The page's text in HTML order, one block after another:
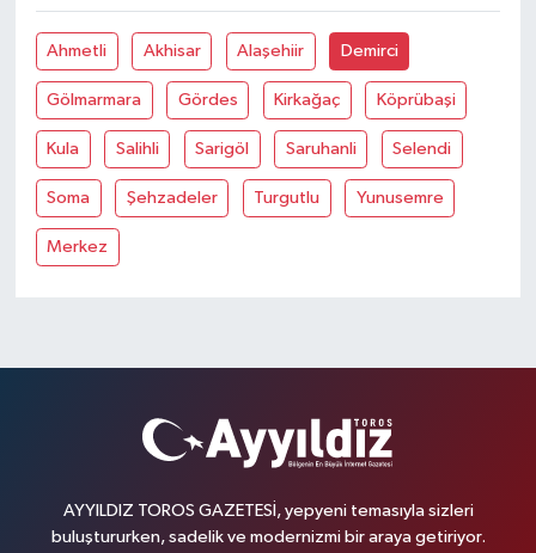
Ahmetli Akhisar Alaşehiir Demirci
Gölmarmara Gördes Kirkağaç Köprübaşi
Kula Salihli Sarigöl Saruhanli Selendi
Soma Şehzadeler Turgutlu Yunusemre
Merkez
AYYILDIZ TOROS GAZETESİ, yepyeni temasıyla sizleri
buluştururken, sadelik ve modernizmi bir araya getiriyor.